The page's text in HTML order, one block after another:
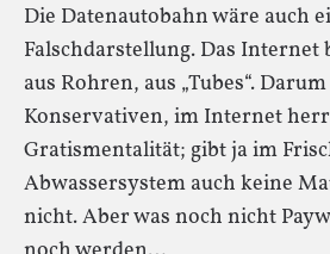
Die Datenautobahn wäre auch
Falschdarstellung. Das Internet
aus Rohren, aus „Tubes“.
Konservativen, im Internet
Gratismentalität; gibt ja im
Abwassersystem auch keine
nicht. Aber was noch nicht